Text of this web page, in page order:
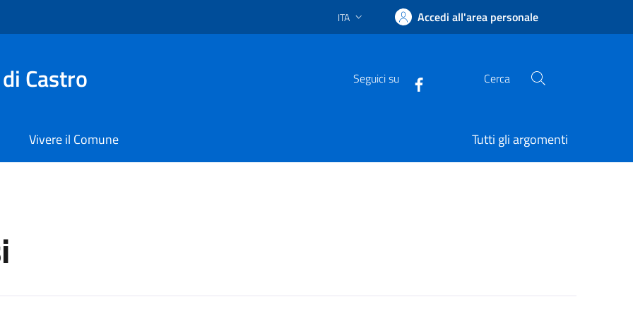
Lingua attiva:
ITA Accedi all'area personale
Castro Seguici su Cerca
Vivere il Comune
Tutti gli argomenti